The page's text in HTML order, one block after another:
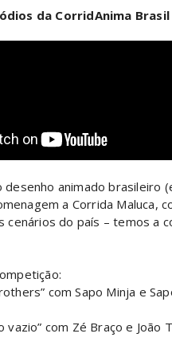
da CorridAnima
animado brasileiro
a Corrida Maluca,
cenários do país – temos a
com Sapo Minja e
vazio” com Zé Braço e João